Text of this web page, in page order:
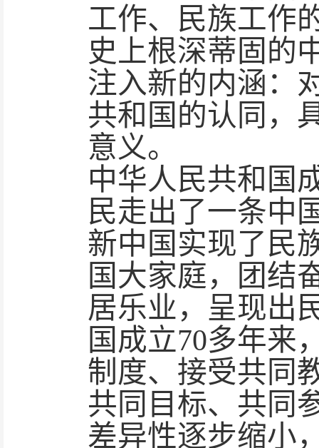
工作、民族工作
史上根深蒂固的
注入新的内涵：
共和国的认同，
意义。
中华人民共和国
民走出了一条中
新中国实现了民
国大家庭，团结
居乐业，呈现出
国成立70多年来
制度、接受共同
共同目标、共同
差异性逐步缩小